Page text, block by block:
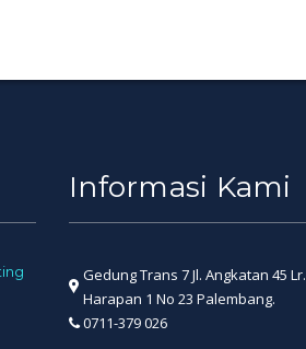
Informasi Kami
Gedung Trans 7 Jl. Angkatan 45 Lr.
Harapan 1 No 23 Palembang.
0711-379 026